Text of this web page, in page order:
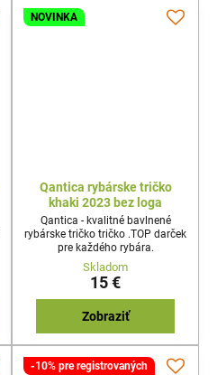
NOVINKA
Qantica rybárske tričko
khaki 2023 bez loga
Qantica - kvalitné bavlnené
rybárske tričko tričko .TOP darček
pre každého rybára.
Skladom
15 €
Zobraziť
-10% pre registrovaných